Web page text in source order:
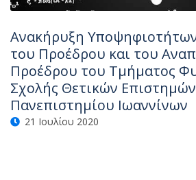
Ανακήρυξη
του Προέδρου και του
Προέδρου του Τμήματος
Σχολής Θετικών
Πανεπιστημίου Ιωαννίνων
21 Ιουλίου 2020